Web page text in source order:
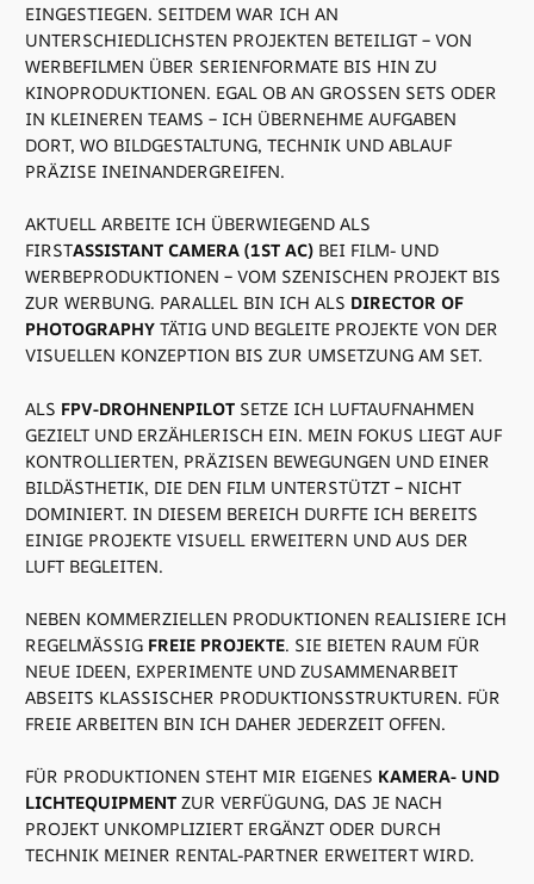
EINGESTIEGEN. SEITDEM WAR ICH AN
UNTERSCHIEDLICHSTEN PROJEKTEN BETEILIGT – VON
WERBEFILMEN ÜBER SERIENFORMATE BIS HIN ZU
KINOPRODUKTIONEN. EGAL OB AN GROSSEN SETS ODER I
N KLEINEREN TEAMS – ICH ÜBERNEHME AUFGABEN D
ORT, WO BILDGESTALTUNG, TECHNIK UND ABLAUF P
RÄZISE INEINANDERGREIFEN.
AKTUELL ARBEITE ICH ÜBERWIEGEND ALS
FIRSTASSISTANT CAMERA (1ST AC) BEI FILM- UND
WERBEPRODUKTIONEN – VOM SZENISCHEN PROJEKT BIS
ZUR WERBUNG. PARALLEL BIN ICH ALS DIRECTOR OF
PHOTOGRAPHY TÄTIG UND BEGLEITE PROJEKTE VON DER
VISUELLEN KONZEPTION BIS ZUR UMSETZUNG AM SET.
ALS FPV-DROHNENPILOT SETZE ICH LUFTAUFNAHMEN
GEZIELT UND ERZÄHLERISCH EIN. MEIN FOKUS LIEGT AUF
KONTROLLIERTEN, PRÄZISEN BEWEGUNGEN UND EINER
BILDÄSTHETIK, DIE DEN FILM UNTERSTÜTZT – NICHT
DOMINIERT. IN DIESEM BEREICH DURFTE ICH BEREITS
EINIGE PROJEKTE VISUELL ERWEITERN UND AUS DER
LUFT BEGLEITEN.
NEBEN KOMMERZIELLEN PRODUKTIONEN REALISIERE ICH
REGELMÄSSIG FREIE PROJEKTE. SIE BIETEN RAUM FÜR
NEUE IDEEN, EXPERIMENTE UND ZUSAMMENARBEIT
ABSEITS KLASSISCHER PRODUKTIONSSTRUKTUREN. FÜR
FREIE ARBEITEN BIN ICH DAHER JEDERZEIT OFFEN.
FÜR PRODUKTIONEN STEHT MIR EIGENES KAMERA- UND
LICHTEQUIPMENT ZUR VERFÜGUNG, DAS JE NACH
PROJEKT UNKOMPLIZIERT ERGÄNZT ODER DURCH
TECHNIK MEINER RENTAL-PARTNER ERWEITERT WIRD.